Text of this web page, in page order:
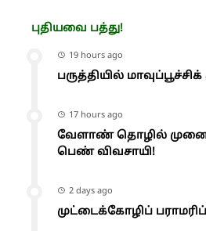
புதியவை பத்து!
19 hours ago
பருத்தியில் மாவுப்பூச்சிக்
17 hours ago
வேளாண் தொழில்
பெண் விவசாயி!
2 days ago
முட்டைக்கோழிப்